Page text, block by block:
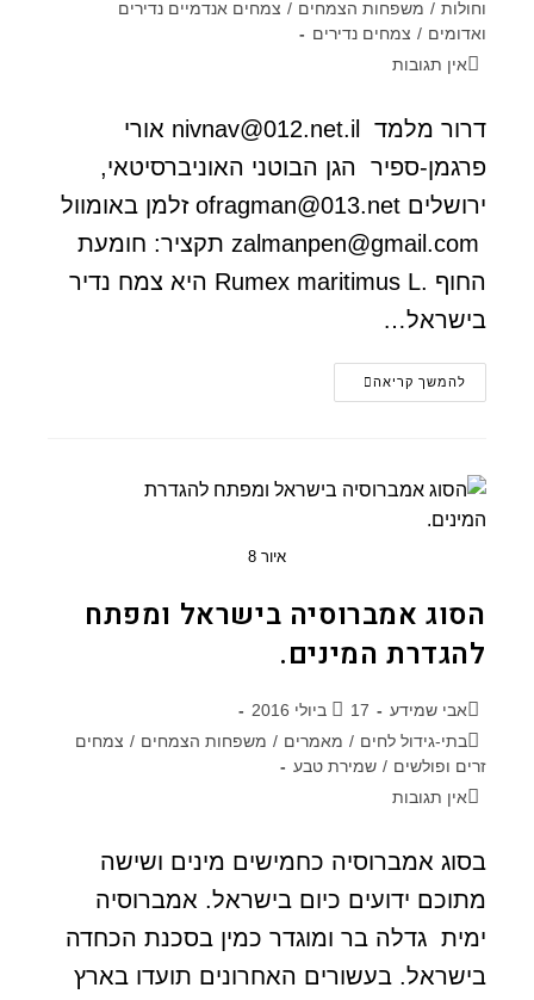
וחולות / משפחות הצמחים / צמחים אנדמיים נדירים
ואדומים / צמחים נדירים
אין תגובות
דרור מלמד nivnav@012.net.il אורי
פרגמן-ספיר הגן הבוטני האוניברסיטאי,
ירושלים ofragman@013.net זלמן באומוול
zalmanpen@gmail.com תקציר: חומעת
החוף .Rumex maritimus L היא צמח נדיר
בישראל…
להמשך קריאה
איור 8
הסוג אמברוסיה בישראל ומפתח
להגדרת המינים.
אבי שמידע
17 ביולי 2016
בתי-גידול לחים / מאמרים / משפחות הצמחים / צמחים
זרים ופולשים / שמירת טבע
אין תגובות
בסוג אמברוסיה כחמישים מינים ושישה
מתוכם ידועים כיום בישראל. אמברוסיה
ימית גדלה בר ומוגדר כמין בסכנת הכחדה
בישראל. בעשורים האחרונים תועדו בארץ